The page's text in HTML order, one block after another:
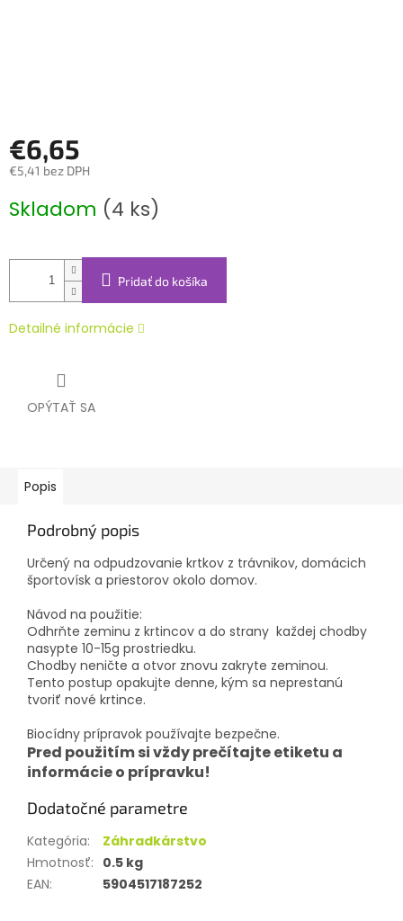
€6,65
€5,41 bez DPH
cena:
Skladom (4 ks)
Pridať do košíka
Detailné informácie
OPÝTAŤ SA
Popis
Podrobný popis
Určený na odpudzovanie krtkov z trávnikov, domácich
športovísk a priestorov okolo domov.
Návod na použitie:
Odhrňte zeminu z krtincov a do strany každej chodby
nasypte 10-15g prostriedku.
Chodby neničte a otvor znovu zakryte zeminou.
Tento postup opakujte denne, kým sa neprestanú
tvoriť nové krtince.
Biocídny prípravok používajte bezpečne.
Pred použitím si vždy prečítajte etiketu a
informácie o prípravku!
Dodatočné parametre
Kategória:
Záhradkárstvo
Hmotnosť: 0.5 kg
EAN: 5904517187252